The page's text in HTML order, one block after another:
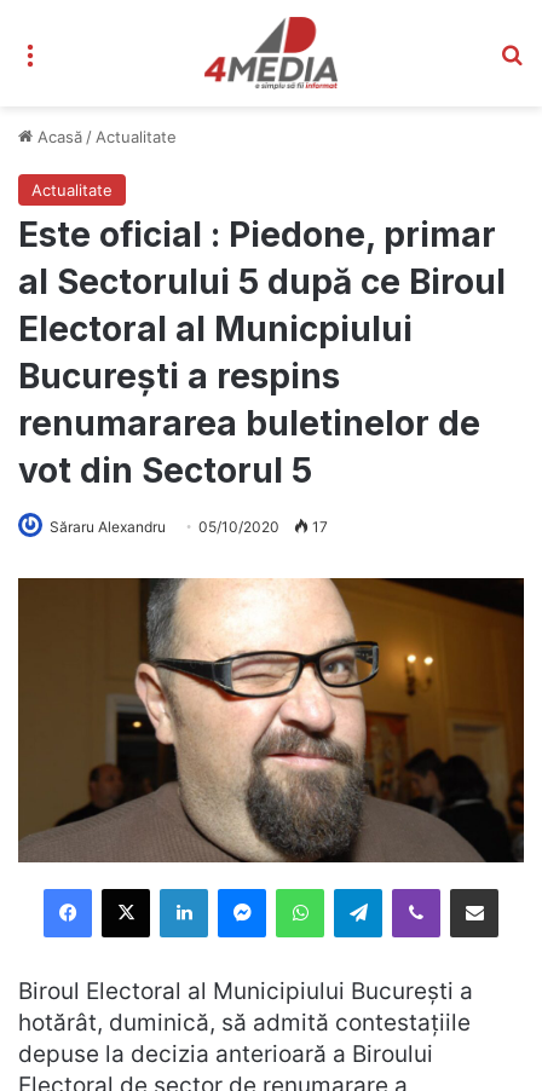
Acasă / Actualitate
Actualitate
Este oficial : Piedone, primar
al Sectorului 5 după ce Biroul
Electoral al Municpiului
București a respins
renumararea buletinelor de
vot din Sectorul 5
Săraru Alexandru 05/10/2020 17
Facebook
X LinkedInMessengerWhatsAppTelegramViber Distribuie prin mail
Biroul Electoral al Municipiului București a
hotărât, duminică, să admită contestațiile
depuse la decizia anterioară a Biroului